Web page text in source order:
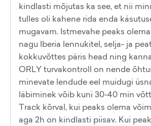
kindlasti mõjutas ka see, et nii
tulles oli kahene rida enda
mugavam. Istmevahe peaks
nagu Iberia lennukitel, selja- ja
kokkuvõttes päris head ning
ORLY turvakontroll on nende
minevate lendude eel muidugi
läbiminek võib kuni 30-40 min
Track kõrval, kui peaks olema
aga 2h on kindlasti piisav. Kui